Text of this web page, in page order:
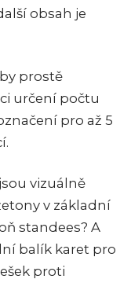
obsah je
prostě
určení počtu
pro až 5
vizuálně
v základní
standees? A
balík karet pro
proti